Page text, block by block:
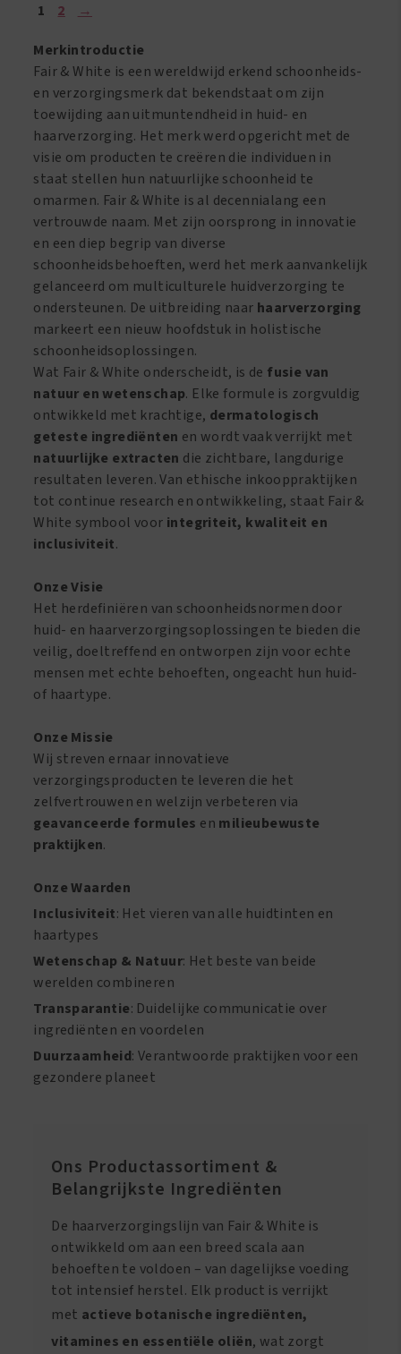
Brightening
Body
Lotion
500
ml
aantal
50
ml
aantal
1 2
→
Merkintroductie
Fair & White is een wereldwijd erkend schoonheids-
en verzorgingsmerk dat bekendstaat om zijn
toewijding aan uitmuntendheid in huid- en
haarverzorging. Het merk werd opgericht met de
visie om producten te creëren die individuen in
staat stellen hun natuurlijke schoonheid te
omarmen. Fair & White is al decennialang een
vertrouwde naam. Met zijn oorsprong in innovatie
en een diep begrip van diverse
schoonheidsbehoeften, werd het merk aanvankelijk
gelanceerd om multiculturele huidverzorging te
ondersteunen. De uitbreiding naar haarverzorging
markeert een nieuw hoofdstuk in holistische
schoonheidsoplossingen.
Wat Fair & White onderscheidt, is de fusie van
natuur en wetenschap. Elke formule is zorgvuldig
ontwikkeld met krachtige, dermatologisch
geteste ingrediënten en wordt vaak verrijkt met
natuurlijke extracten die zichtbare, langdurige
resultaten leveren. Van ethische inkooppraktijken
tot continue research en ontwikkeling, staat Fair &
White symbool voor integriteit, kwaliteit en
inclusiviteit.
Onze Visie
Het herdefiniëren van schoonheidsnormen door
huid- en haarverzorgingsoplossingen te bieden die
veilig, doeltreffend en ontworpen zijn voor echte
mensen met echte behoeften, ongeacht hun huid-
of haartype.
Onze Missie
Wij streven ernaar innovatieve
verzorgingsproducten te leveren die het
zelfvertrouwen en welzijn verbeteren via
geavanceerde formules en milieubewuste
praktijken.
Onze Waarden
Inclusiviteit: Het vieren van alle huidtinten en
haartypes
Wetenschap & Natuur: Het beste van beide
werelden combineren
Transparantie: Duidelijke communicatie over
ingrediënten en voordelen
Duurzaamheid: Verantwoorde praktijken voor een
gezondere planeet
Ons Productassortiment &
Belangrijkste Ingrediënten
De haarverzorgingslijn van Fair & White is
ontwikkeld om aan een breed scala aan
behoeften te voldoen – van dagelijkse voeding
tot intensief herstel. Elk product is verrijkt
met actieve botanische ingrediënten,
vitamines en essentiële oliën, wat zorgt